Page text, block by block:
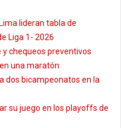
lideran tabla de
Liga 1- 2026
chequeos preventivos
una maratón
dos bicampeonatos en la
su juego en los playoffs de